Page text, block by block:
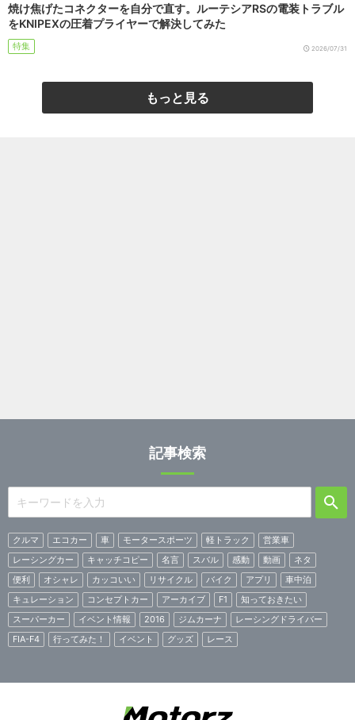
焼け焦げたコネクターを自分で直す。ルーテシアRSの電装トラブル
をKNIPEXの圧着プライヤーで解決してみた
特集 2026/07/31
もっと見る
記事検索
クルマ エコカー 車 モータースポーツ 軽トラック
営業車
レーシングカー
キャッチコピー 名言 スバル 感動 動画
ネタ
便利
オシャレ カッコいい リサイクル バイク アプリ
車中泊
キュレーション
コンセプトカー アーカイブ F1
知っておきたい
スーパーカー
イベント情報 2016 ジムカーナ
レーシングドライバー
FIA-F4
行ってみた！ イベント グッズ レース